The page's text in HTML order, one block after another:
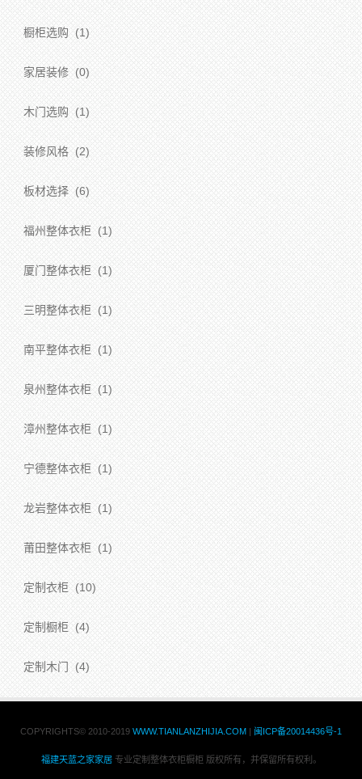
橱柜选购 (1)
家居装修 (0)
木门选购 (1)
装修风格 (2)
板材选择 (6)
福州整体衣柜 (1)
厦门整体衣柜 (1)
三明整体衣柜 (1)
南平整体衣柜 (1)
泉州整体衣柜 (1)
漳州整体衣柜 (1)
宁德整体衣柜 (1)
龙岩整体衣柜 (1)
莆田整体衣柜 (1)
定制衣柜 (10)
定制橱柜 (4)
定制木门 (4)
COPYRIGHTS© 2010-2019 WWW.TIANLANZHIJIA.COM | 闽ICP备20014436号-1
福建天蓝之家家居专业定制整体衣柜橱柜 版权所有，并保留所有权利。